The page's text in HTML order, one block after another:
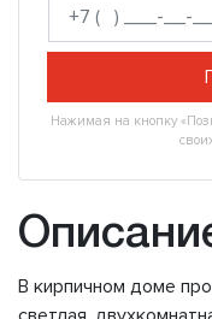
Нажимая на кнопку
В кирпичном доме